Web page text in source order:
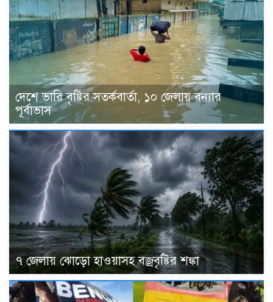
দেশে ভারি বৃষ্টির সতর্কবার্তা, ১০ জেলায় বন্যার
পূর্বাভাস
৭ জেলায় ঝোড়ো হাওয়াসহ বজ্রবৃষ্টির শঙ্কা